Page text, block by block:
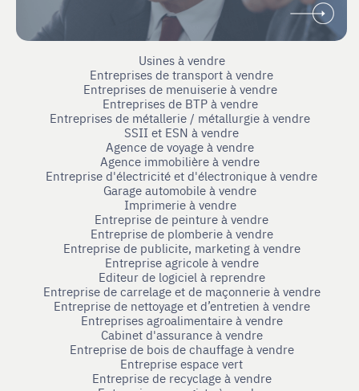
Usines à vendre
Entreprises de transport à vendre
Entreprises de menuiserie à vendre
Entreprises de BTP à vendre
Entreprises de métallerie / métallurgie à vendre
SSII et ESN à vendre
Agence de voyage à vendre
Agence immobilière à vendre
Entreprise d'électricité et d'électronique à vendre
Garage automobile à vendre
Imprimerie à vendre
Entreprise de peinture à vendre
Entreprise de plomberie à vendre
Entreprise de publicite, marketing à vendre
Entreprise agricole à vendre
Editeur de logiciel à reprendre
Entreprise de carrelage et de maçonnerie à vendre
Entreprise de nettoyage et d’entretien à vendre
Entreprises agroalimentaire à vendre
Cabinet d'assurance à vendre
Entreprise de bois de chauffage à vendre
Entreprise espace vert
Entreprise de recyclage à vendre